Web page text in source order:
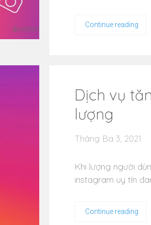
Continue reading
Dịch vụ
lượng
Tháng Ba 3, 2021
Khi lượng người
instagram uy tín
Continue reading